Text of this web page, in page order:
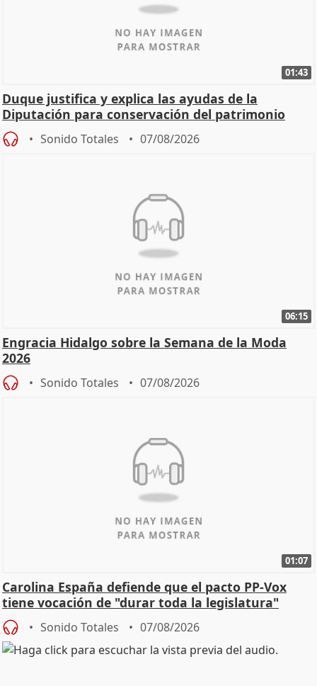
01:43
Duque justifica y explica las ayudas de la
Diputación para conservación del patrimonio
Sonido Totales 07/08/2026
06:15
Engracia Hidalgo sobre la Semana de la Moda
2026
Sonido Totales 07/08/2026
01:07
Carolina España defiende que el pacto PP-Vox
tiene vocación de "durar toda la legislatura"
Sonido Totales 07/08/2026